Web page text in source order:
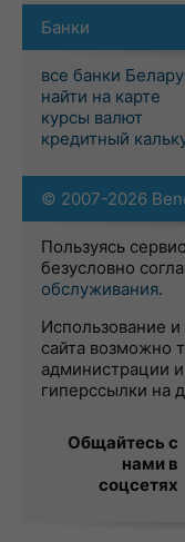
Банки
все банки
найти на карте
курсы валют
кредитный
© 2007-2026
Пользуясь
безусловно
обслуживания.
Использование
сайта возможно
администрации
гиперссылки на
Общайтесь с
нами в
соцсетях